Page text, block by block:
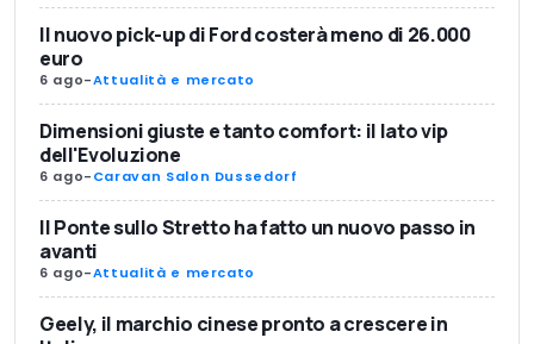
Il nuovo pick-up di Ford costerà meno di 26.000
euro
6 ago-Attualità e mercato
Dimensioni giuste e tanto comfort: il lato vip
dell'Evoluzione
6 ago-Caravan Salon Dussedorf
Il Ponte sullo Stretto ha fatto un nuovo passo in
avanti
6 ago-Attualità e mercato
Geely, il marchio cinese pronto a crescere in